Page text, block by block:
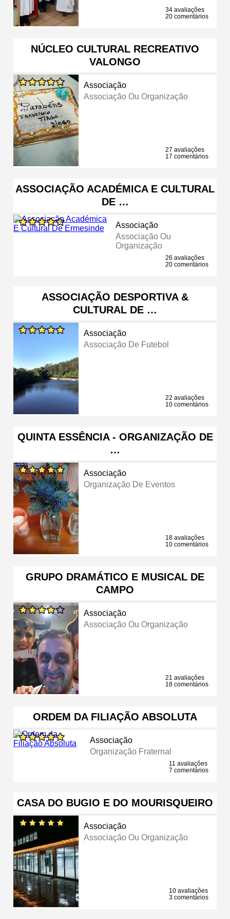
34 avaliações
20 comentários
NÚCLEO CULTURAL RECREATIVO
VALONGO
Associação
Associação Ou Organização
27 avaliações
17 comentários
ASSOCIAÇÃO ACADÉMICA E CULTURAL
DE …
Associação
Associação Ou
Organização
26 avaliações
20 comentários
ASSOCIAÇÃO DESPORTIVA &
CULTURAL DE …
Associação
Associação De Futebol
22 avaliações
10 comentários
QUINTA ESSÊNCIA - ORGANIZAÇÃO DE
…
Associação
Organização De Eventos
18 avaliações
10 comentários
GRUPO DRAMÁTICO E MUSICAL DE
CAMPO
Associação
Associação Ou Organização
21 avaliações
18 comentários
ORDEM DA FILIAÇÃO ABSOLUTA
Associação
Organização Fraternal
11 avaliações
7 comentários
CASA DO BUGIO E DO MOURISQUEIRO
Associação
Associação Ou Organização
10 avaliações
3 comentários